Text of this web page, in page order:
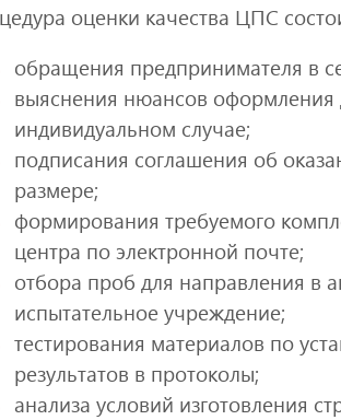
оценки качества ЦПС
обращения предпринимателя в
выяснения нюансов оформления
индивидуальном случае;
подписания соглашения об
размере;
формирования требуемого
центра по электронной почте;
отбора проб для направления в
испытательное учреждение;
тестирования материалов по
результатов в протоколы;
анализа условий изготовления